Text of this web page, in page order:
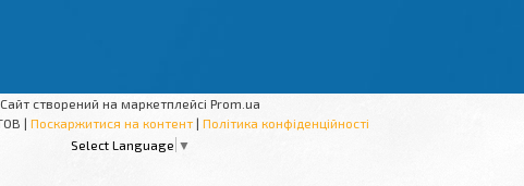
Сайт створений на маркетплейсі Prom.ua
АВП НОВА ШИНА ТОВ | Поскаржитися на контент | Політика конфіденційності
Select Language ▼